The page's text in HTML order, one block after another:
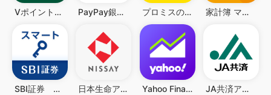
VポイントPay PayPay銀行 ローン プロミスのアプリローン。カードレスのローンでお借入 家計簿 マネーフォワード ME
SBI証券 スマートアプリ 日本生命アプリ Yahoo Finance: Stock News JA共済アプリ